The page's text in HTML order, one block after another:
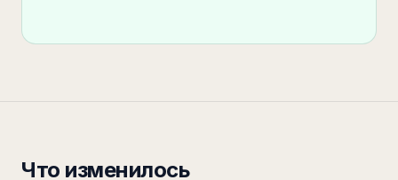
Что изменилось